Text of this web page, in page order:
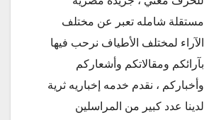
مستقلة شامله تعبر عن مختلف
الآراء لمختلف الأطياف نرحب فيها
بآرائكم ومقالاتكم وأشعاركم
وأخباركم ، نقدم خدمه إخباريه ثرية
لدينا عدد كبير من المراسلين